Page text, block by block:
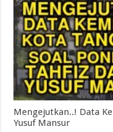
Mengejutkan..! Data
Yusuf Mansur